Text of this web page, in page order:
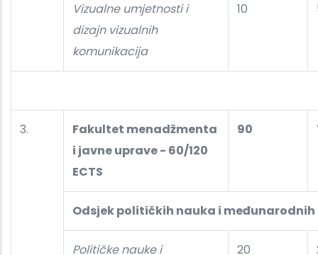
Vizualne umjetnosti i
dizajn vizualnih
komunikacija
10
3.
Fakultet menadžmenta
i javne uprave - 60/120
ECTS
90
Odsjek političkih nauka i
Političke nauke i 20